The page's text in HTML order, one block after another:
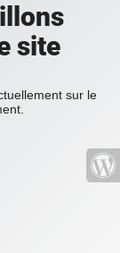
site
sur le